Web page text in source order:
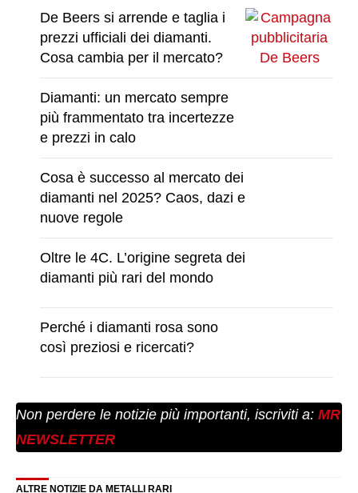
De Beers si arrende e taglia i
prezzi ufficiali dei diamanti.
Cosa cambia per il mercato?
Diamanti: un mercato sempre
più frammentato tra incertezze
e prezzi in calo
Cosa è successo al mercato dei
diamanti nel 2025? Caos, dazi e
nuove regole
Oltre le 4C. L’origine segreta dei
diamanti più rari del mondo
Perché i diamanti rosa sono
così preziosi e ricercati?
Non perdere le notizie più importanti, iscriviti a: MR
NEWSLETTER
ALTRE NOTIZIE DA METALLI RARI